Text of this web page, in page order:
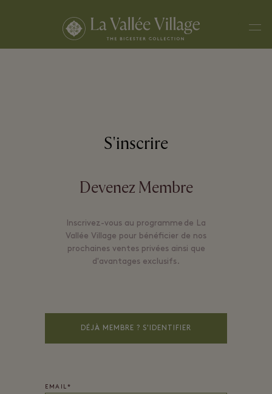
S'inscrire
Devenez Membre
Inscrivez-vous au programme de La
Vallée Village pour bénéficier de nos
prochaines ventes privées ainsi que
d'avantages exclusifs.
DÉJÀ MEMBRE ? S'IDENTIFIER
EMAIL*